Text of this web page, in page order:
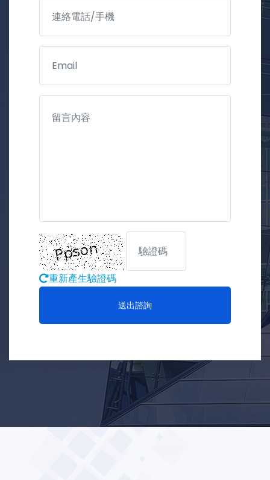
重新產生驗證碼
送出諮詢